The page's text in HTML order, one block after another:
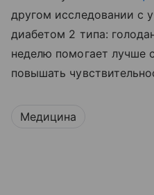
другом исследовании с
диабетом 2 типа:
неделю помогает лучше
повышать
Медицина